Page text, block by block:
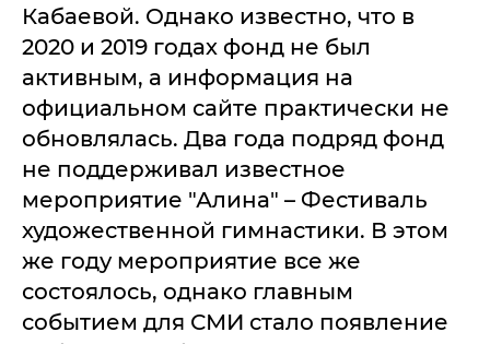
Кабаевой. Однако известно, что в
2020 и 2019 годах фонд не был
активным, а информация на
официальном сайте практически не
обновлялась. Два года подряд фонд
не поддерживал известное
мероприятие "Алина" – Фестиваль
художественной гимнастики. В этом
же году мероприятие все же
состоялось, однако главным
событием для СМИ стало появление